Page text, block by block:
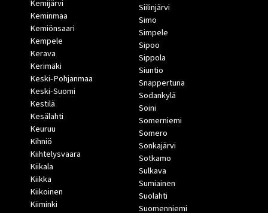
Kemijärvi
Keminmaa
Kemiönsaari
Kempele
Kerava
Kerimäki
Keski-Pohjanmaa
Keski-Suomi
Kestilä
Kesälahti
Keuruu
Kihniö
Kiihtelysvaara
Kiikala
Kiikka
Kiikoinen
Kiiminki
Siilinjärvi
Simo
Simpele
Sipoo
Sippola
Siuntio
Snappertuna
Sodankylä
Soini
Somerniemi
Somero
Sonkajärvi
Sotkamo
Sulkava
Sumiainen
Suolahti
Suomenniemi